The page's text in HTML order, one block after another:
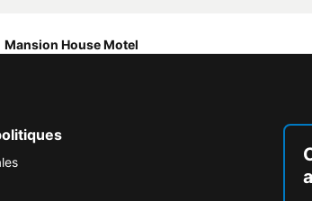
Mansion House Motel